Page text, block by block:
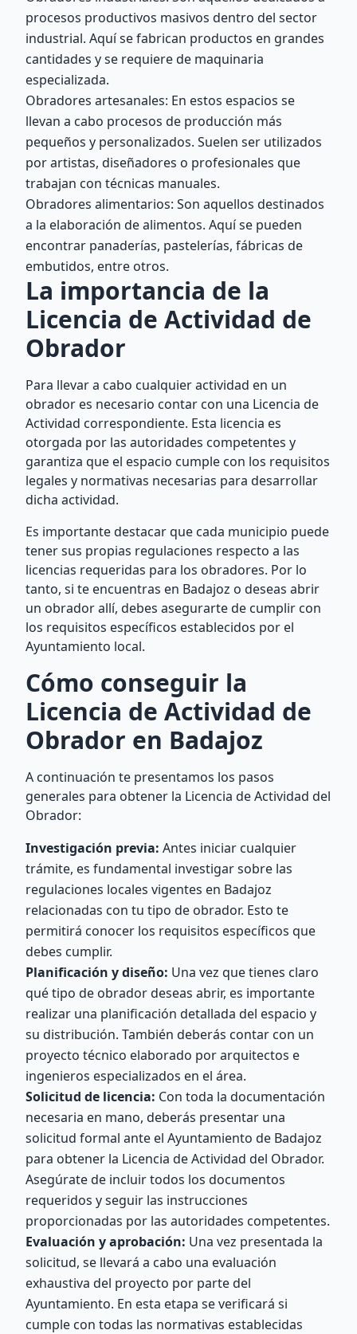
procesos productivos masivos dentro del sector
industrial. Aquí se fabrican productos en grandes
cantidades y se requiere de maquinaria
especializada.
Obradores artesanales: En estos espacios se
llevan a cabo procesos de producción más
pequeños y personalizados. Suelen ser utilizados
por artistas, diseñadores o profesionales que
trabajan con técnicas manuales.
Obradores alimentarios: Son aquellos destinados
a la elaboración de alimentos. Aquí se pueden
encontrar panaderías, pastelerías, fábricas de
embutidos, entre otros.
La importancia de la
Licencia de Actividad de
Obrador
Para llevar a cabo cualquier actividad en un
obrador es necesario contar con una Licencia de
Actividad correspondiente. Esta licencia es
otorgada por las autoridades competentes y
garantiza que el espacio cumple con los requisitos
legales y normativas necesarias para desarrollar
dicha actividad.
Es importante destacar que cada municipio puede
tener sus propias regulaciones respecto a las
licencias requeridas para los obradores. Por lo
tanto, si te encuentras en Badajoz o deseas abrir
un obrador allí, debes asegurarte de cumplir con
los requisitos específicos establecidos por el
Ayuntamiento local.
Cómo conseguir la
Licencia de Actividad de
Obrador en Badajoz
A continuación te presentamos los pasos
generales para obtener la Licencia de Actividad del
Obrador:
Investigación previa: Antes iniciar cualquier
trámite, es fundamental investigar sobre las
regulaciones locales vigentes en Badajoz
relacionadas con tu tipo de obrador. Esto te
permitirá conocer los requisitos específicos que
debes cumplir.
Planificación y diseño: Una vez que tienes claro
qué tipo de obrador deseas abrir, es importante
realizar una planificación detallada del espacio y
su distribución. También deberás contar con un
proyecto técnico elaborado por arquitectos e
ingenieros especializados en el área.
Solicitud de licencia: Con toda la documentación
necesaria en mano, deberás presentar una
solicitud formal ante el Ayuntamiento de Badajoz
para obtener la Licencia de Actividad del Obrador.
Asegúrate de incluir todos los documentos
requeridos y seguir las instrucciones
proporcionadas por las autoridades competentes.
Evaluación y aprobación: Una vez presentada la
solicitud, se llevará a cabo una evaluación
exhaustiva del proyecto por parte del
Ayuntamiento. En esta etapa se verificará si
cumple con todas las normativas establecidas